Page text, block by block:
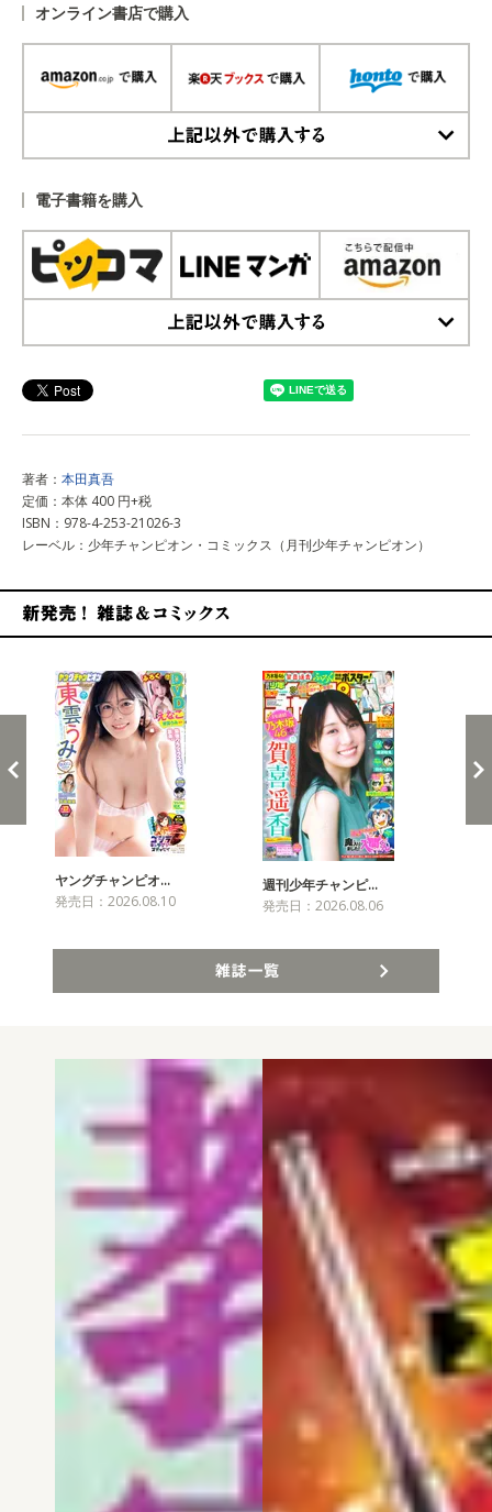
オンライン書店で購入
電子書籍を購入
著者： 本田真吾
定価：本体 400 円+税
ISBN：978-4-253-21026-3
レーベル：少年チャンピオン・コミックス（月刊少年チャンピオン）
ヤングチャンピオ…
発売日：2026.08.10
週刊少年チャンピ…
発売日：2026.08.06